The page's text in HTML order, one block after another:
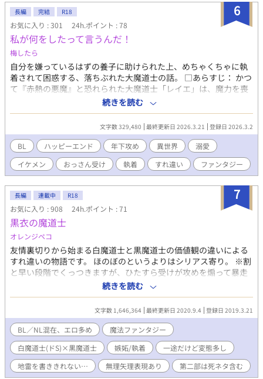
6
長編 完結 R18
お気に入り : 301 24h.ポイント : 78
私が何をしたって言うんだ！
梅したら
自分を嫌っているはずの養子に助けられた上、めちゃくちゃに執
着されて困惑する、落ちぶれた大魔道士の話。 □あらすじ： かつ
て『赤熱の悪魔』と恐れられた大魔道士「レイエ」は、魔力を喪
い落ちぶれた上に、性奴隷として闇オークションに出品されてい
た。 その場に現れ、レイエたちを救出したのは、王立魔法騎士
団。 団長はかつてレイエが拾い育てた養子であり、今はレイエを
憎んでいる男、「フィーリ」だった。 フィーリが己の正体に気づ
いていないのをいいことに、逃亡しようとするレイエ。 だがフィ
ーリはレイエに執着してきて……！？ ――しかもレイエには媚薬
が盛られており、プライドと肉体が刻一刻と削り取られていくの
だった。 □登場人物： 【受】レイエ（レイエンダ・オラトリオ）
39歳 元・天才大魔道士。数年前から魔力を喪い、身体もやつれ
て、今は一般人よりも弱い。 プライドが高いが世間慣れしておら
ず、騙されやすい。 人嫌いを公言しているがお人好しで、拾った
フィーリを面倒と言いながらも大切に育てた。 【攻】フィーリ
（フィーリウス・カノン・ウェントゥス）25歳 魔法騎士団団長
（超絶エリート）の、半人半龍の青年。 かつて絶望で心を閉ざし
ていた時にレイエに拾われ、大切に育てられた。 今はレイエを強
く憎んでいる。 ＝＝＝＝＝ ムーンライトノベルズにも掲載
続きを読む
文字数 329,480 最終更新日 2026.3.21 登録日 2026.3.2
BL ハッピーエンド 年下攻め 異世界
溺愛
イケメン
おっさん受け 執着 すれ違い ファンタジー
7
長編 連載中 R18
お気に入り : 908 24h.ポイント : 71
黒衣の魔道士
オレンジペコ
友情裏切りから始まる白魔道士と黒魔道士の価値観の違いによる
すれ違いの物語です。 ほのぼのというよりはシリアス寄り。 ※割
と早い段階でくっつきますが、ひたすら受けが攻めを煽って暴走
させては痛い目に合う…そんな作品だと思います。他の作品とは
違ってRはガッツリめ。処女作故に個人的な趣味を詰め込んだ作品
となっております。 ※ある意味調教物語なので、行為は段々エス
カレートします。それを踏まえた上で何でも大丈夫な方のみお読
みください。 ※話の都合上一部NLシーン、一部3Pシーンも含まれ
ます。その他、無理矢理シーンや女装シーン、後半に向かって玩
具責め等色々含まれますので、地雷があった場合は速やかにブラ
ウザバックしていただけますよう宜しくお願い致します。 諸々自
己防衛してください(>人<;) ※第二部の前半部分が第一部導入部と
続きを読む
文字数 1,646,364 最終更新日 2020.9.4 登録日 2019.3.21
BL／NL混在、エロ多め
魔法ファンタジー
白魔道士(ドS)×黒魔道士
嫉妬/執着
一途だけど変態多し
地雷を書ききれない…
無理矢理表現あり 第二部は死ネタ含む